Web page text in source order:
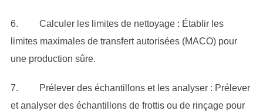
6. Calculer les limites de nettoyage : Établir les
limites maximales de transfert autorisées (MACO) pour
une production sûre.
7. Prélever des échantillons et les analyser : Prélever
et analyser des échantillons de frottis ou de rinçage pour